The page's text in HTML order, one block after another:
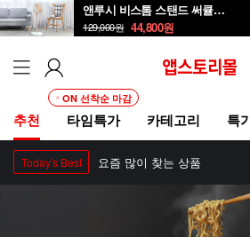
앤루시 비스톰 스탠드 써큘레이터 ASF-200A
129,000원 44,800원
추천
ON 선착순 마감
타임특가 카테고리 특
Today's Best 요즘 많이 찾는 상품